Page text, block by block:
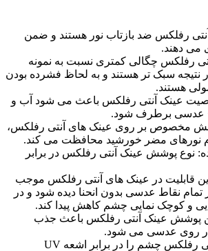
رفلکس ضد بازتاب نور هستند و ضمن
می ‌دهند.
رفلکس چگالی کمتری نسبت به نمونه
نتیجه سبک ‌تر هستند و به لحاظ فشرده ‌بودن
هستند.
عینک آنتی رفلکس باعث می ‌شود آب و
عدسی برطرف شود.
مخصوص بر روی عینک های آنتی رفلکس،
نورهای مضر خورشید محافظت می ‌کند.
نوع پوشش عینک آنتی رفلکس در برابر
قابلیت در عینک های آنتی رفلکس موجب
نقاط عدسی بدون انحنا دیده شود و در
و کوچک ‌نمایی چشم کاهش پیدا کند.
پوشش عینک آنتی رفلکس باعث جذب
روی عدسی می‌ شود.